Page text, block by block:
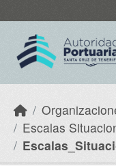
Escalas